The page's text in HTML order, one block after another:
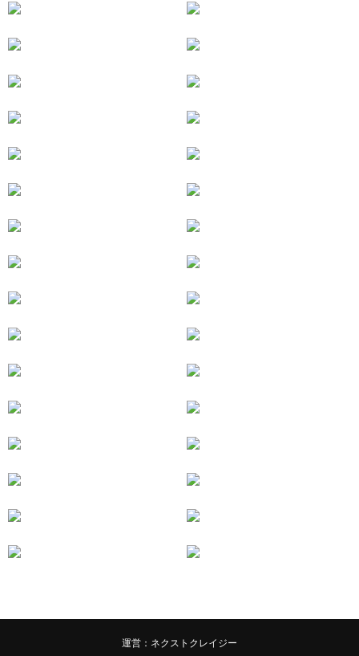
運営：ネクストクレイジー